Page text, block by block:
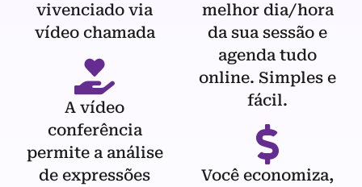
vivenciado via
vídeo chamada
A vídeo
conferência
permite a análise
de expressões
melhor dia/hora
da sua sessão e
agenda tudo
online. Simples e
fácil.
Você economiza,